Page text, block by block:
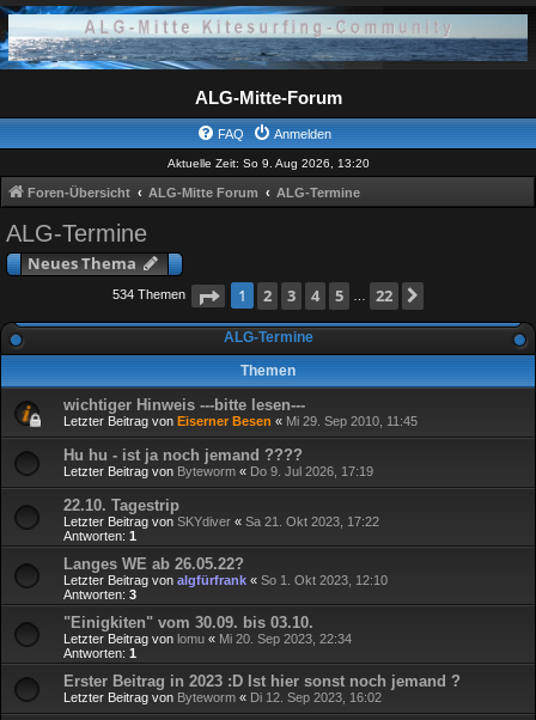
ALG-Mitte-Forum
FAQ Anmelden
Aktuelle Zeit: So 9. Aug 2026, 13:20
Foren-Übersicht ALG-Mitte Forum ALG-Termine
ALG-Termine
Neues Thema
534 Themen Seite 1 von 22
1 2 3 4 5 … 22
ALG-Termine
Themen
wichtiger Hinweis ---bitte lesen---
Letzter Beitrag von Eiserner Besen « Mi 29. Sep 2010, 11:45
Hu hu - ist ja noch jemand ????
Letzter Beitrag von Byteworm « Do 9. Jul 2026, 17:19
22.10. Tagestrip
Letzter Beitrag von SKYdiver « Sa 21. Okt 2023, 17:22
Antworten: 1
Langes WE ab 26.05.22?
Letzter Beitrag von algfürfrank « So 1. Okt 2023, 12:10
Antworten: 3
"Einigkiten" vom 30.09. bis 03.10.
Letzter Beitrag von lomu « Mi 20. Sep 2023, 22:34
Antworten: 1
Erster Beitrag in 2023 :D Ist hier sonst noch jemand ?
Letzter Beitrag von Byteworm « Di 12. Sep 2023, 16:02